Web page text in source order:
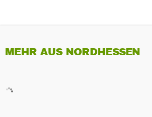
MEHR AUS NORDHESSEN